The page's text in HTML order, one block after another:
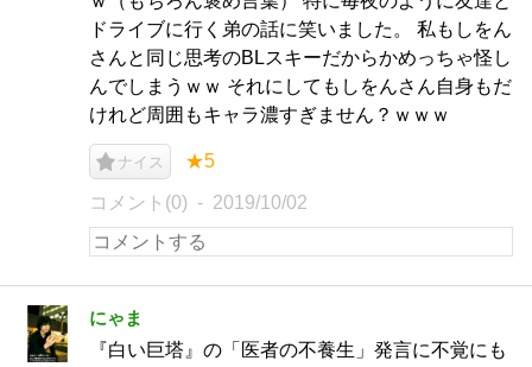
ドライブに行く弟の話に笑いました。 私もしをん
さんと同じ思考のBLスキーだからかめっちゃ怪し
んでしまうｗｗ それにしてもしをんさん自身もだ
けれど周囲もキャラ濃すぎません？ｗｗｗ
ナイス ★5
コメント(0) 2019/10/02
にゃま
『白い巨塔』の「医者の不養生」発言に不覚にも